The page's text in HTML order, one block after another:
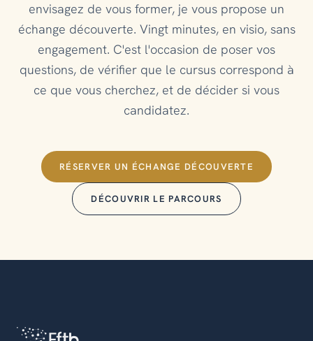
envisagez de vous former, je vous propose un
échange découverte. Vingt minutes, en visio, sans
engagement. C'est l'occasion de poser vos
questions, de vérifier que le cursus correspond à
ce que vous cherchez, et de décider si vous
candidatez.
RÉSERVER UN ÉCHANGE DÉCOUVERTE
DÉCOUVRIR LE PARCOURS